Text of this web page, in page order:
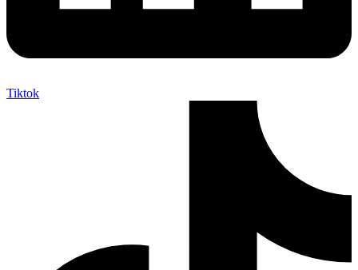
Tiktok